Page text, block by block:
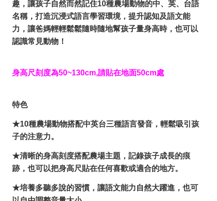
趣，讓孩子自然而然記住10種農場動物的中、英、台語
名稱，打造沉浸式語言學習環境，提升認知及語文能
力，讓爸媽輕輕鬆鬆隨時隨地幫孩子量身高時，也可以
認識常見動物！
身高尺刻度為50~130cm,請貼在地面50cm處
特色
★10種農場動物搭配中英台三種語言發音，輕鬆吸引孩
子的注意力。
★清晰的身高刻度搭配農場主題，記錄孩子成長的痕
跡，也可以把身高尺貼在任何喜歡或適合的地方。
★培養多聽多說的習慣，讓語文能力自然大躍進，也可